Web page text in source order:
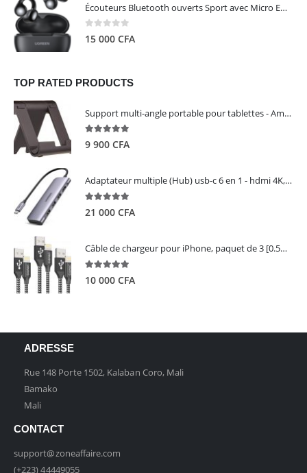
Écouteurs Bluetooth ouverts Sport avec Micro ENC IPX5 – HiTune S3 UGREEN 45785
0 out of 5
15 000 CFA
TOP RATED PRODUCTS
Support multi-angle portable pour tablettes - Amazon Basics
5.00out of 5
9 900 CFA
Adaptateur multiple (Hub) usb-c 6 en 1 - hdmi 4K, 3 ports USB 3.0 et lecteur de carte sd tf - UGREEN
5.00out of 5
21 000 CFA
Câble de chargeur pour iPhone, paquet de 3 [0.5M 1M 2M] - GIANAC
5.00out of 5
10 000 CFA
ADRESSE
Rue 148 Porte 1502, Kalaban Coro, Mali
Bamako
Mali
CONTACT
support@zoneaffaire.com
(+223) 44449055